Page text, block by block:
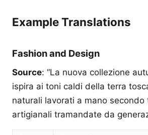
Example Translations
Fashion and Design
Source: “La nuova collezione
ispira ai toni caldi della terra
naturali lavorati a mano secondo
artigianali tramandate da